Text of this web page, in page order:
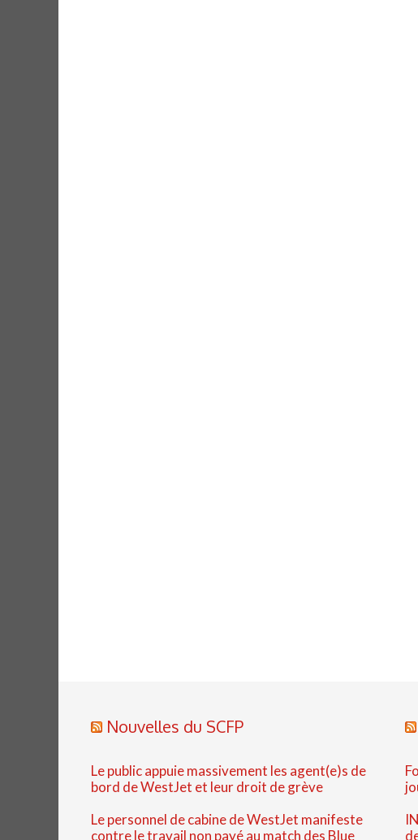
Nouvelles du SCFP
Le public appuie massivement les agent(e)s de
bord de WestJet et leur droit de grève
Le personnel de cabine de WestJet manifeste
contre le travail non payé au match des Blue